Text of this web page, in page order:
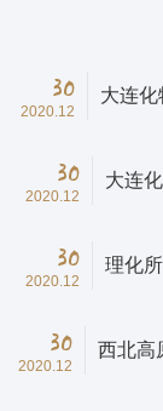
30
2020.12
大连
30
2020.12
大连
30
2020.12
理化
30
2020.12
西北高